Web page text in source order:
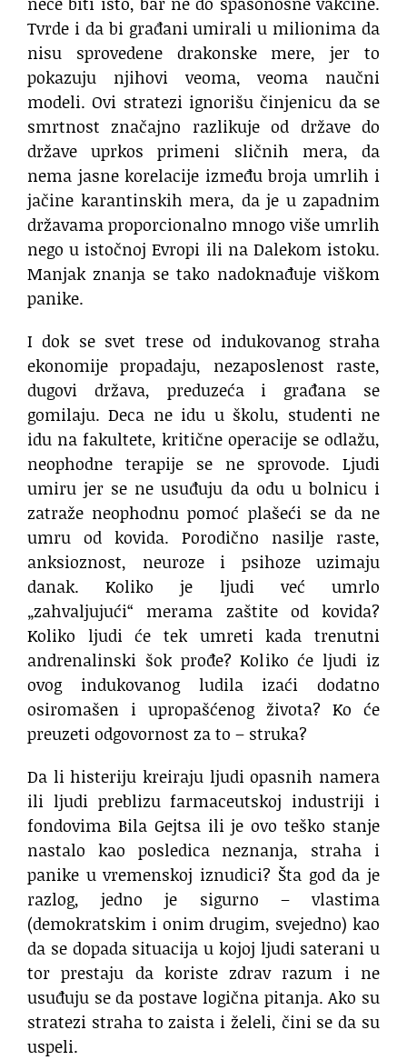
Tvrde i da bi građani umirali u milionima da
nisu sprovedene drakonske mere, jer to
pokazuju njihovi veoma, veoma naučni
modeli. Ovi stratezi ignorišu činjenicu da se
smrtnost značajno razlikuje od države do
države uprkos primeni sličnih mera, da
nema jasne korelacije između broja umrlih i
jačine karantinskih mera, da je u zapadnim
državama proporcionalno mnogo više umrlih
nego u istočnoj Evropi ili na Dalekom istoku.
Manjak znanja se tako nadoknađuje viškom
panike.
I dok se svet trese od indukovanog straha
ekonomije propadaju, nezaposlenost raste,
dugovi država, preduzeća i građana se
gomilaju. Deca ne idu u školu, studenti ne
idu na fakultete, kritične operacije se odlažu,
neophodne terapije se ne sprovode. Ljudi
umiru jer se ne usuđuju da odu u bolnicu i
zatraže neophodnu pomoć plašeći se da ne
umru od kovida. Porodično nasilje raste,
anksioznost, neuroze i psihoze uzimaju
danak. Koliko je ljudi već umrlo
„zahvaljujući“ merama zaštite od kovida?
Koliko ljudi će tek umreti kada trenutni
andrenalinski šok prođe? Koliko će ljudi iz
ovog indukovanog ludila izaći dodatno
osiromašen i upropašćenog života? Ko će
preuzeti odgovornost za to – struka?
Da li histeriju kreiraju ljudi opasnih namera
ili ljudi preblizu farmaceutskoj industriji i
fondovima Bila Gejtsa ili je ovo teško stanje
nastalo kao posledica neznanja, straha i
panike u vremenskoj iznudici? Šta god da je
razlog, jedno je sigurno – vlastima
(demokratskim i onim drugim, svejedno) kao
da se dopada situacija u kojoj ljudi saterani u
tor prestaju da koriste zdrav razum i ne
usuđuju se da postave logična pitanja. Ako su
stratezi straha to zaista i želeli, čini se da su
uspeli.